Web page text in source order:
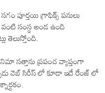
పూర్తయి గ్రాఫిక్స్ పనులు
సంస్థ అండ ఉంది
తెలుస్తోంది.
సత్తాను ప్రపంచ వ్యాప్తంగా
వెబ్ సిరీస్ లో కూడా ఇదే రేంజ్ లో